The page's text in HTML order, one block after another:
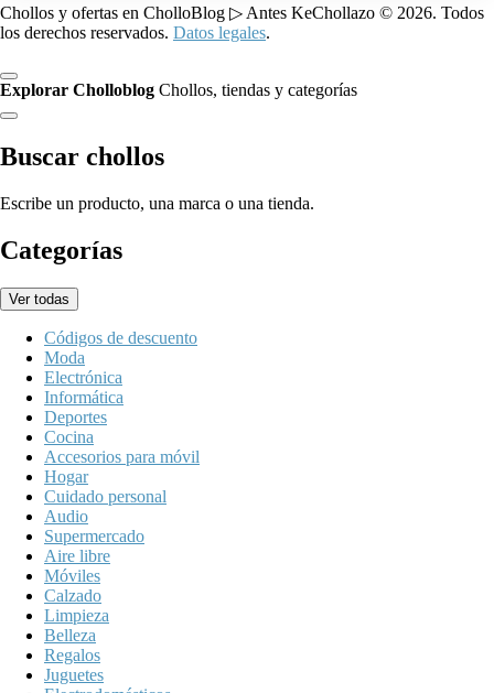
Chollos y ofertas en CholloBlog ▷ Antes KeChollazo © 2026. Todos
los derechos reservados. Datos legales.
Explorar Cholloblog Chollos, tiendas y categorías
Buscar chollos
Escribe un producto, una marca o una tienda.
Categorías
Ver todas
Códigos de descuento
Moda
Electrónica
Informática
Deportes
Cocina
Accesorios para móvil
Hogar
Cuidado personal
Audio
Supermercado
Aire libre
Móviles
Calzado
Limpieza
Belleza
Regalos
Juguetes